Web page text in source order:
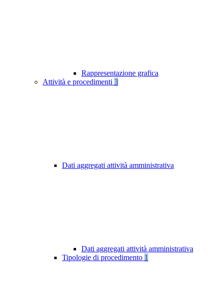
Rappresentazione grafica
Attività e procedimenti 3
Dati aggregati attività amministrativa
Dati aggregati attività amministrativa
Tipologie di procedimento 1